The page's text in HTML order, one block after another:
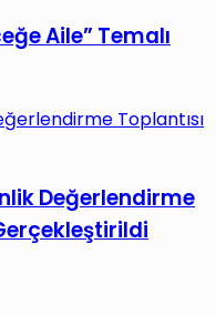
Aile” Temalı
Toplantısı
Değerlendirme